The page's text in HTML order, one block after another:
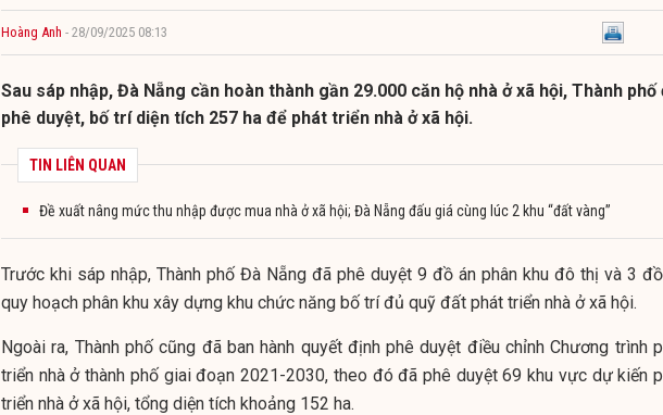
Hoàng Anh - 28/09/2025 08:13
Sau sáp nhập, Đà Nẵng cần hoàn thành gần 29.000 căn hộ nhà ở xã hội, Thành phố
phê duyệt, bố trí diện tích 257 ha để phát triển nhà ở xã hội.
TIN LIÊN QUAN
Đề xuất nâng mức thu nhập được mua nhà ở xã hội; Đà Nẵng đấu giá cùng lúc 2 khu “đất vàng”
Trước khi sáp nhập, Thành phố Đà Nẵng đã phê duyệt 9 đồ án phân khu đô thị và 3
quy hoạch phân khu xây dựng khu chức năng bố trí đủ quỹ đất phát triển nhà ở xã hội.
Ngoài ra, Thành phố cũng đã ban hành quyết định phê duyệt điều chỉnh Chương trình
triển nhà ở thành phố giai đoạn 2021-2030, theo đó đã phê duyệt 69 khu vực dự kiến
triển nhà ở xã hội, tổng diện tích khoảng 152 ha.